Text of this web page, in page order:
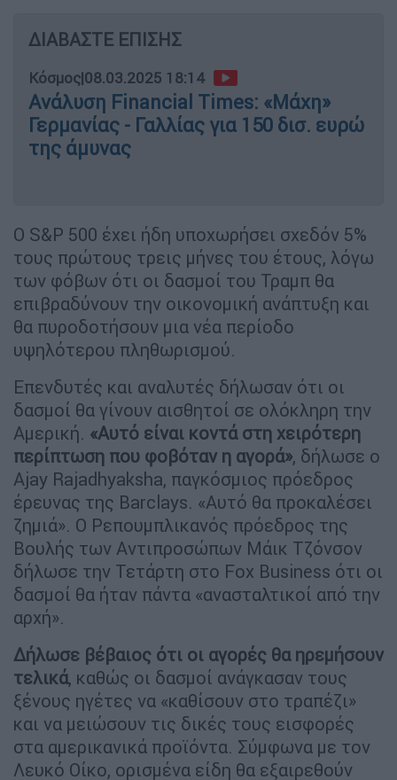
ΔΙΑΒΑΣΤΕ ΕΠΙΣΗΣ
Κόσμος|08.03.2025 18:14
Ανάλυση Financial Times: «Μάχη»
Γερμανίας - Γαλλίας για 150 δισ. ευρώ
της άμυνας
Ο S&P 500 έχει ήδη υποχωρήσει σχεδόν 5%
τους πρώτους τρεις μήνες του έτους, λόγω
των φόβων ότι οι δασμοί του Τραμπ θα
επιβραδύνουν την οικονομική ανάπτυξη και
θα πυροδοτήσουν μια νέα περίοδο
υψηλότερου πληθωρισμού.
Επενδυτές και αναλυτές δήλωσαν ότι οι
δασμοί θα γίνουν αισθητοί σε ολόκληρη την
Αμερική. «Αυτό είναι κοντά στη χειρότερη
περίπτωση που φοβόταν η αγορά», δήλωσε ο
Ajay Rajadhyaksha, παγκόσμιος πρόεδρος
έρευνας της Barclays. «Αυτό θα προκαλέσει
ζημιά». Ο Ρεπουμπλικανός πρόεδρος της
Βουλής των Αντιπροσώπων Μάικ Τζόνσον
δήλωσε την Τετάρτη στο Fox Business ότι οι
δασμοί θα ήταν πάντα «ανασταλτικοί από την
αρχή».
Δήλωσε βέβαιος ότι οι αγορές θα ηρεμήσουν
τελικά, καθώς οι δασμοί ανάγκασαν τους
ξένους ηγέτες να «καθίσουν στο τραπέζι»
και να μειώσουν τις δικές τους εισφορές
στα αμερικανικά προϊόντα. Σύμφωνα με τον
Λευκό Οίκο, ορισμένα είδη θα εξαιρεθούν